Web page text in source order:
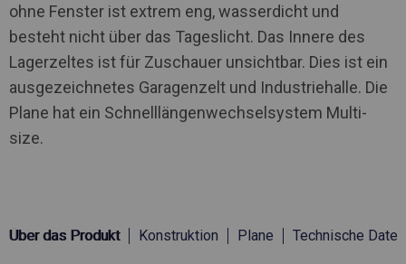
ohne Fenster ist extrem eng, wasserdicht und
besteht nicht über das Tageslicht. Das Innere des
Lagerzeltes ist für Zuschauer unsichtbar. Dies ist ein
ausgezeichnetes Garagenzelt und Industriehalle. Die
Plane hat ein Schnelllängenwechselsystem Multi-
size.
Über das Produkt Konstruktion Plane Technische Daten